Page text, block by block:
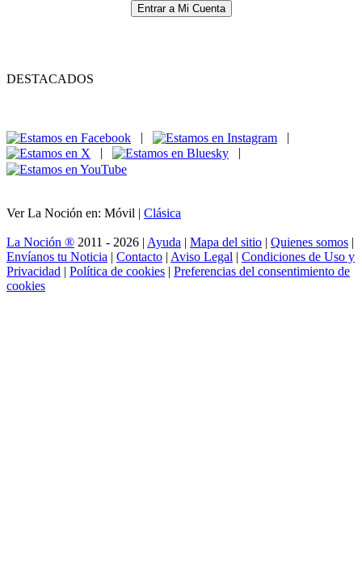
Entrar a Mi Cuenta
DESTACADOS
|
|
|
|
Ver La Noción en: Móvil | Clásica
La Noción ® 2011 - 2026 | Ayuda | Mapa del sitio | Quienes somos |
Envíanos tu Noticia | Contacto | Aviso Legal | Condiciones de Uso y
Privacidad | Política de cookies | Preferencias del consentimiento de
cookies